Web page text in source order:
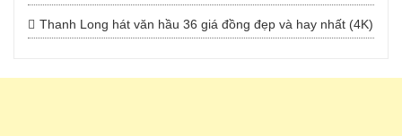
Thanh Long hát văn hầu 36 giá đồng đẹp và hay nhất (4K)